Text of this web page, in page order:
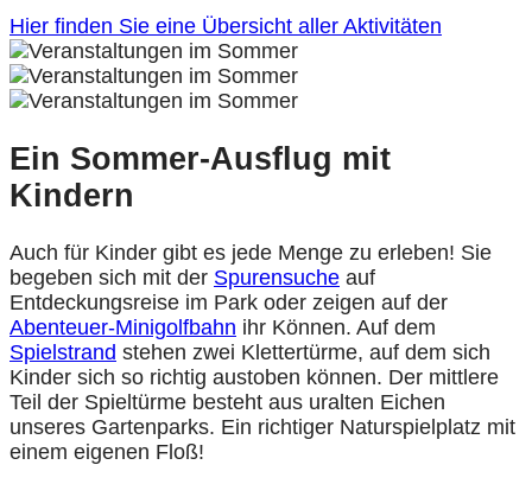
Hier finden Sie eine Übersicht aller Aktivitäten
Ein Sommer-Ausflug mit
Kindern
Auch für Kinder gibt es jede Menge zu erleben! Sie
begeben sich mit der Spurensuche auf
Entdeckungsreise im Park oder zeigen auf der
Abenteuer-Minigolfbahn ihr Können. Auf dem
Spielstrand stehen zwei Klettertürme, auf dem sich
Kinder sich so richtig austoben können. Der mittlere
Teil der Spieltürme besteht aus uralten Eichen
unseres Gartenparks. Ein richtiger Naturspielplatz mit
einem eigenen Floß!